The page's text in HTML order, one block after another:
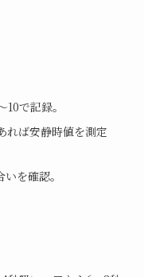
で記録。
れば安静時値を測定
を確認。